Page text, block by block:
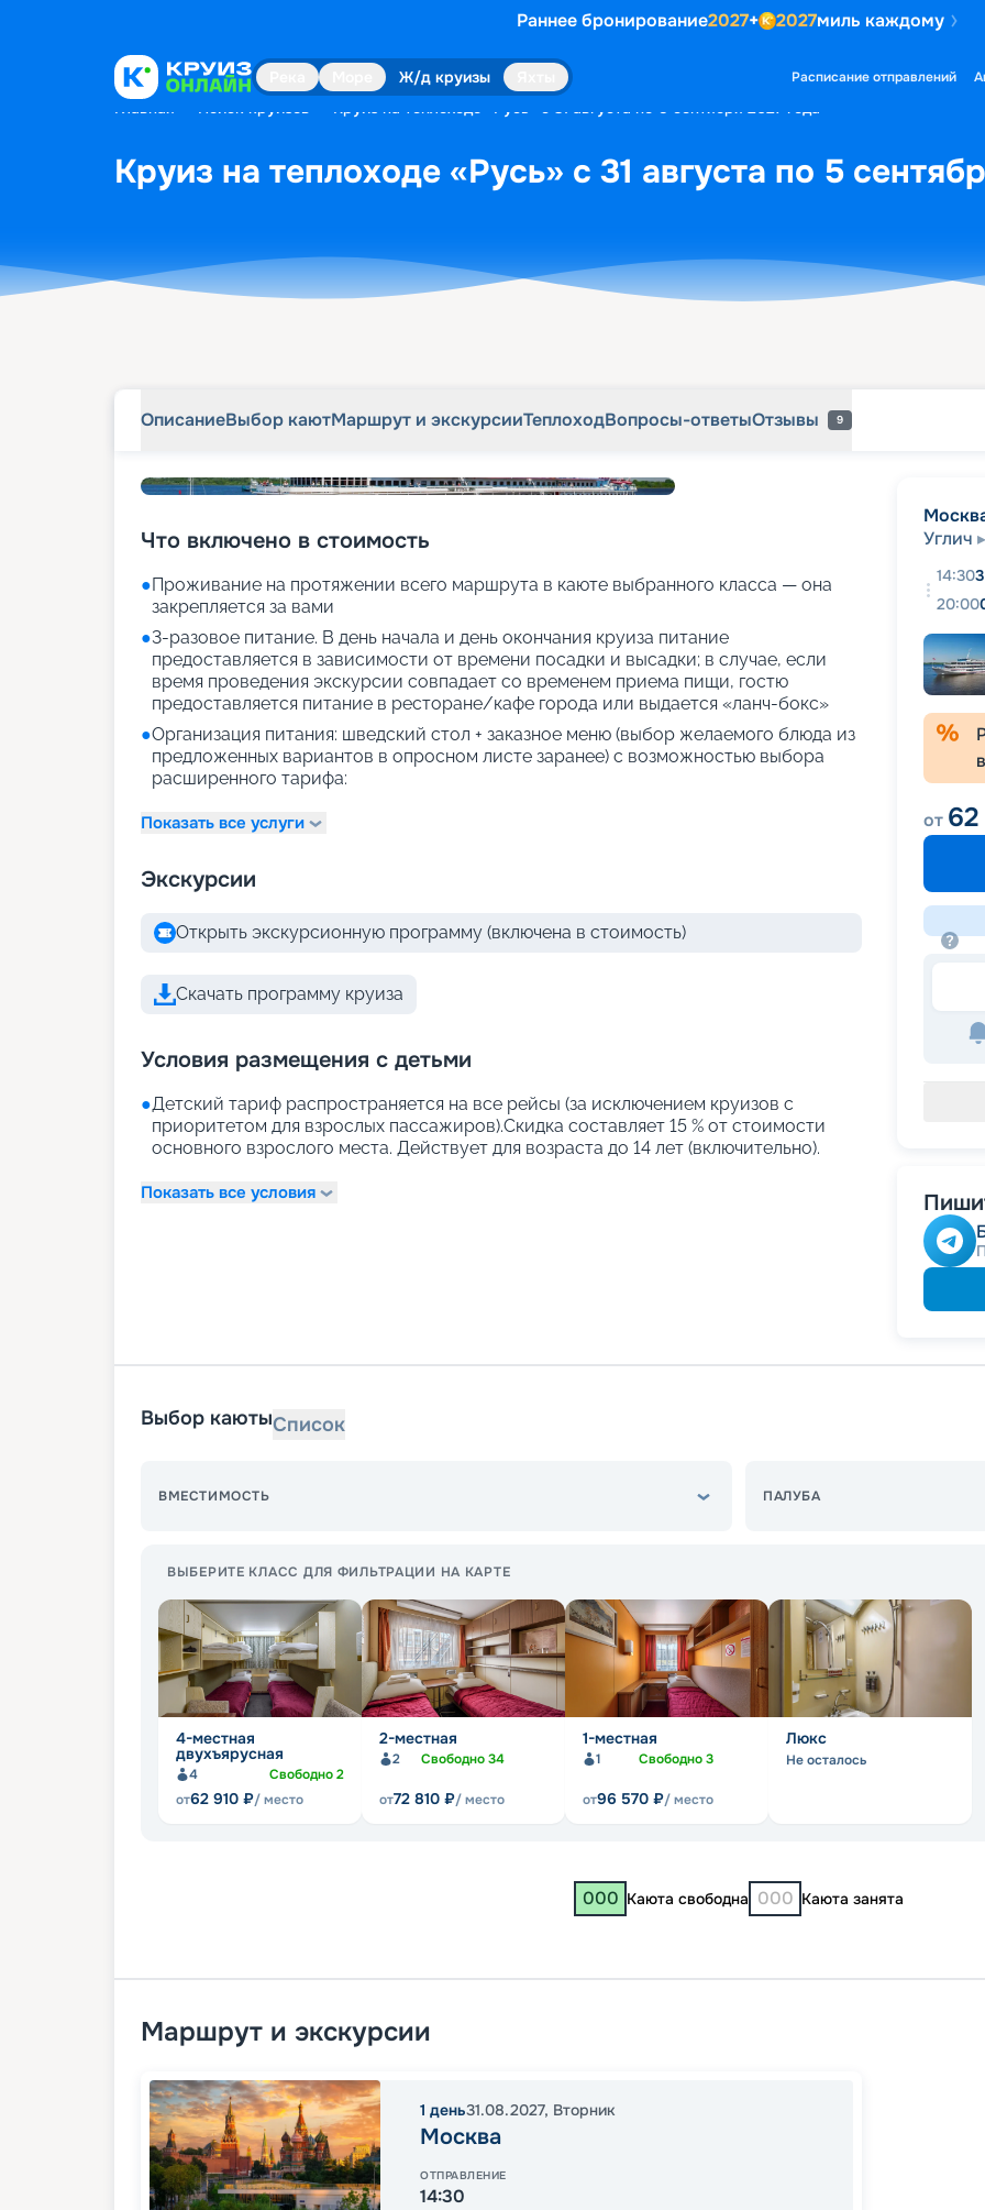
Раннее бронирование2027+ 2027миль каждому
Ж/д круизы Расписание отправлений
Главная Поиск круизов Круиз на теплоходе «Русь» с 31 августа по 5 сентября 2027 года
Круиз на теплоходе «Русь» с 31 августа по 5
ОписаниеВыбор каютМаршрут и экскурсииТеплоходВопросы-ответыОтзывы 9
Что включено в стоимость
●Проживание на протяжении всего маршрута в каюте выбранного класса — она
закрепляется за вами
●3-разовое питание. В день начала и день окончания круиза питание
предоставляется в зависимости от времени посадки и высадки; в случае, если
время проведения экскурсии совпадает со временем приема пищи, гостю
предоставляется питание в ресторане/кафе города или выдается «ланч-бокс»
●Организация питания: шведский стол + заказное меню (выбор желаемого блюда из
предложенных вариантов в опросном листе заранее) с возможностью выбора
расширенного тарифа:
Показать все услуги
Экскурсии
Открыть экскурсионную программу (включена в стоимость)
Скачать программу круиза
Условия размещения с детьми
●Детский тариф распространяется на все рейсы (за исключением круизов с
приоритетом для взрослых пассажиров).Скидка составляет 15 % от стоимости
основного взрослого места. Действует для возраста до 14 лет (включительно).
Показать все условия
Углич
14:30
20:00
от 62
Выбор каютыСписок
ВМЕСТИМОСТЬ ПАЛУБА
ВЫБЕРИТЕ КЛАСС ДЛЯ ФИЛЬТРАЦИИ НА КАРТЕ
4-местная
двухъярусная
4 Свободно2
от62 910 ₽/ место
2-местная
2 Свободно34
от72 810 ₽/ место
1-местная
1 Свободно3
от96 570 ₽/ место
Люкс
Не осталось
000 Каюта свободна 000 Каюта занята
Маршрут и экскурсии
1 день31.08.2027, Вторник
Москва
ОТПРАВЛЕНИЕ
14:30